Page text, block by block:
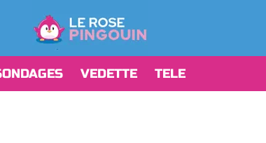
VEDETTE TELE